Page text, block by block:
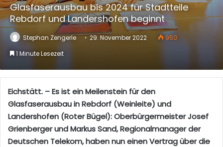
Glasfaserausbau bis 2024 für Stadtteile
Rebdorf und Landershofen beginnt
Stephan Zengerle 29. November 2022
950
1 Minute Lesezeit
Eichstätt. – Es ist ein Meilenstein für den
Glasfaserausbau in Rebdorf (Weinleite) und
Landershofen (Roter Bügel): Oberbürgermeister Josef
Grienberger und Markus Sand, Regionalmanager der
Deutschen Telekom, haben nun einen Vertrag über die